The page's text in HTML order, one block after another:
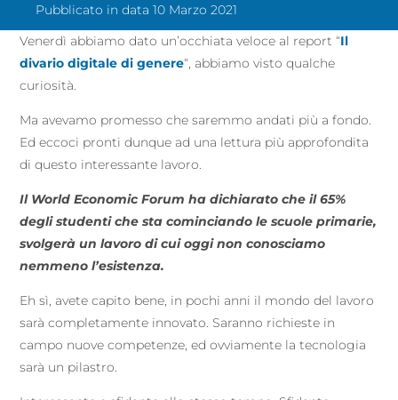
Pubblicato in data 10 Marzo 2021
Venerdì abbiamo dato un’occhiata veloce al report “Il
divario digitale di genere“, abbiamo visto qualche
curiosità.
Ma avevamo promesso che saremmo andati più a fondo.
Ed eccoci pronti dunque ad una lettura più approfondita
di questo interessante lavoro.
Il World Economic Forum ha dichiarato che il 65%
degli studenti che sta cominciando le scuole primarie,
svolgerà un lavoro di cui oggi non conosciamo
nemmeno l’esistenza.
Eh sì, avete capito bene, in pochi anni il mondo del lavoro
sarà completamente innovato. Saranno richieste in
campo nuove competenze, ed ovviamente la tecnologia
sarà un pilastro.